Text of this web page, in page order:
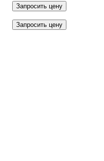
Запросить цену
Запросить цену